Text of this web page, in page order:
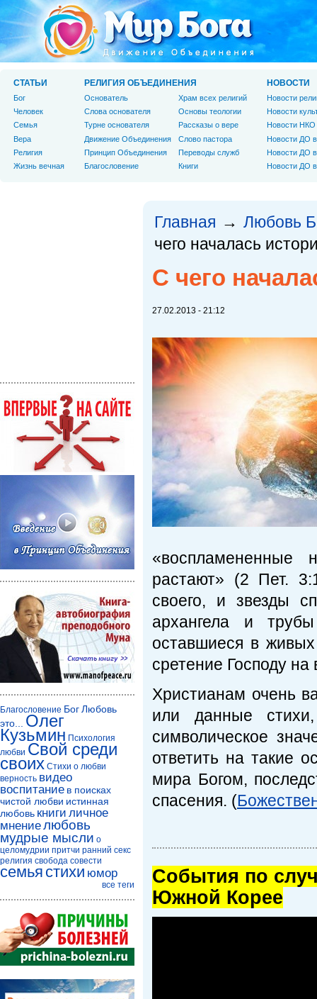
Главная → Любовь
чего началась
C чего
27.02.2013 - 21:12
«воспламененные
растают» (2 Пет.
своего, и звезды
архангела и
оставшиеся в
сретение Господу
Христианам очень
или данные
символическое
ответить на такие
мира Богом,
спасения. (
Cобытия по
Южной Корее
СТАТЬИ
Бог
Человек
Cемья
Вера
Религия
Жизнь вечная
РЕЛИГИЯ ОБЪЕДИНЕНИЯ
Основатель
Слова основателя
Турне основателя
Движение Объединения
Принцип Объединения
Благословение
Храм всех религий
Основы теологии
Рассказы о вере
Слово пастора
Переводы служб
Книги
НОВОСТИ
Новости
Новости
Новости НКО
Новости ДО
Новости ДО
Новости ДО
Благословение БогЛюбовь
это...
Олег
Кузьмин Психология
любви Свой среди
своих Стихи о любви
верность видео
воспитание в поисках
чистой любви истинная
любовь книги личное
мнениелюбовь
мудрые мысли о
целомудрии притчи ранний секс
религия свобода совести
семья стихи юмор
все теги